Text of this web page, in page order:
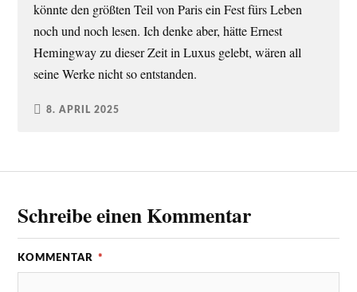
könnte den größten Teil von Paris ein Fest fürs Leben
noch und noch lesen. Ich denke aber, hätte Ernest
Hemingway zu dieser Zeit in Luxus gelebt, wären all
seine Werke nicht so entstanden.
8. APRIL 2025
Schreibe einen Kommentar
KOMMENTAR *